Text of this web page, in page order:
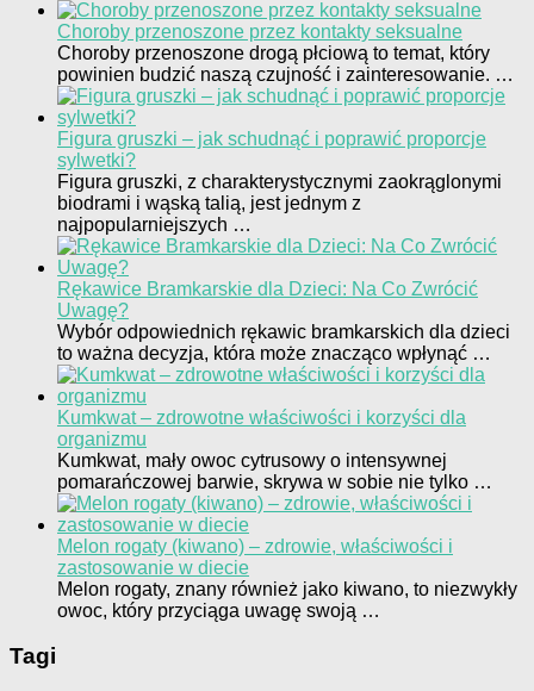
Choroby przenoszone przez kontakty seksualne
Choroby przenoszone drogą płciową to temat, który
powinien budzić naszą czujność i zainteresowanie. …
Figura gruszki – jak schudnąć i poprawić proporcje
sylwetki?
Figura gruszki, z charakterystycznymi zaokrąglonymi
biodrami i wąską talią, jest jednym z
najpopularniejszych …
Rękawice Bramkarskie dla Dzieci: Na Co Zwrócić
Uwagę?
Wybór odpowiednich rękawic bramkarskich dla dzieci
to ważna decyzja, która może znacząco wpłynąć …
Kumkwat – zdrowotne właściwości i korzyści dla
organizmu
Kumkwat, mały owoc cytrusowy o intensywnej
pomarańczowej barwie, skrywa w sobie nie tylko …
Melon rogaty (kiwano) – zdrowie, właściwości i
zastosowanie w diecie
Melon rogaty, znany również jako kiwano, to niezwykły
owoc, który przyciąga uwagę swoją …
Tagi